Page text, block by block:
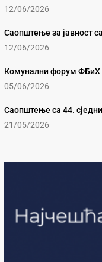
12/06/2026
Саопштење за јавност
12/06/2026
Комунални форум ФБиХ
05/06/2026
Саопштење са 44.
21/05/2026